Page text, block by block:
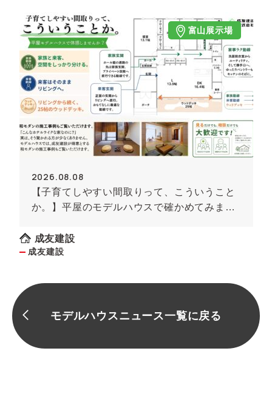
富山展示場
2026.08.08
【子育てしやすい間取りって、こういうこと
か。】平屋のモデルハウスで確かめてみませ
成友建設
成友建設
モデルハウスニュース一覧に戻る